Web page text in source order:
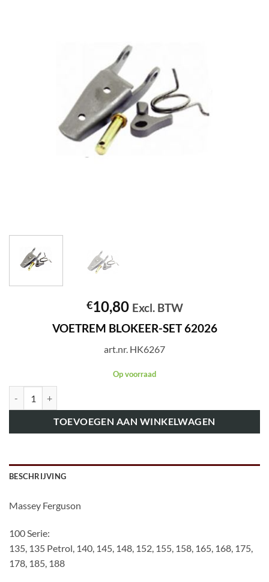
€10,80 Excl. BTW
VOETREM BLOKEER-SET 62026
art.nr. HK6267
Op voorraad
TOEVOEGEN AAN WINKELWAGEN
BESCHRIJVING
Massey Ferguson
100 Serie:
135, 135 Petrol, 140, 145, 148, 152, 155, 158, 165, 168, 175,
178, 185, 188